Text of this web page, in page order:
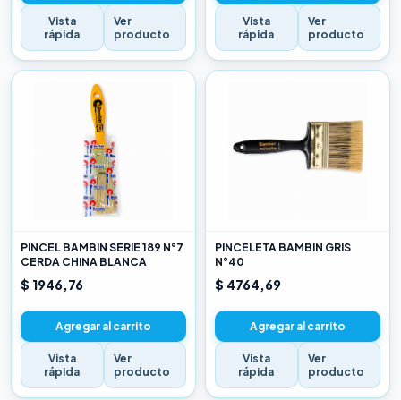
Vista
rápida
Ver
producto
Vista
rápida
Ver
producto
PINCEL BAMBIN SERIE 189 N°7
CERDA CHINA BLANCA
$ 1946,76
Agregar al carrito
Vista
rápida
Ver
producto
PINCELETA BAMBIN GRIS
N°40
$ 4764,69
Agregar al carrito
Vista
rápida
Ver
producto